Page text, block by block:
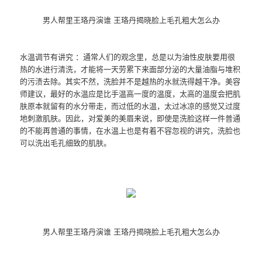
男人帮里王珞丹演谁 王珞丹揭晓脸上毛孔粗大怎么办
水温调节有讲究 ：通常人们的观念里，总是以为油性皮肤要用很
热的水进行清洗，才能将一天劳累下来面部分泌的大量油脂与堆积
的污渍去除。其实不然，洗脸并不是越热的水就洗得越干净。美容
师建议，最好的水温应是比手温高一度的温度，太高的温度会把肌
肤原本就留有的水分带走，而过低的水温，太过冰凉的感觉又过度
地刺激肌肤。因此，对爱美的美眉来说，即使是洗脸这样一件普通
的不能再普通的事情，在水温上也是有着不容忽视的讲究，洗脸也
可以洗出毛孔细致的肌肤。
男人帮里王珞丹演谁 王珞丹揭晓脸上毛孔粗大怎么办